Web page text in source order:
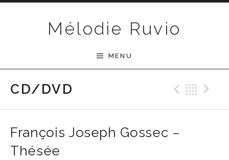
Mélodie Ruvio
MENU
CD/DVD
François Joseph Gossec –
Thésée